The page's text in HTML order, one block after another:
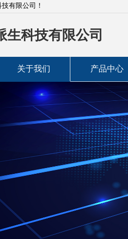
有限公司！
生科技有限公司
关于我们 产品中心
功率计